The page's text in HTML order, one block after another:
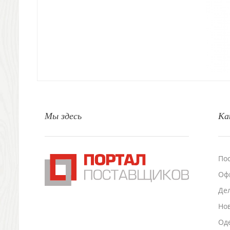
Подставки для визиток записок телефонов
Промо
Антистрессы
Мы здесь